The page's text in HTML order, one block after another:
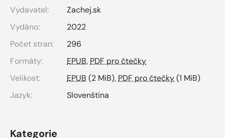
Vydavatel:
Zachej.sk
Vydáno:
2022
Počet stran:
296
Formáty:
EPUB, PDF pro čtečky
Velikost:
EPUB (2 MiB), PDF pro čtečky(1 MiB)
Jazyk:
Slovenština
Kategorie